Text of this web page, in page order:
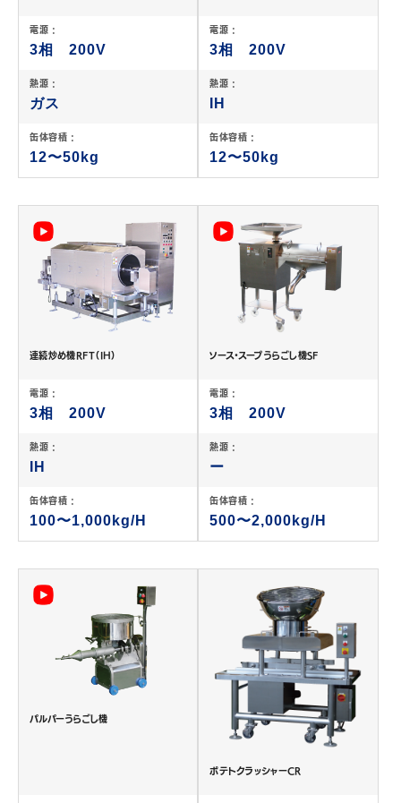
電源 :
3相 200V
熱源 :
ガス
缶体容積 :
12〜50kg
電源 :
3相 200V
熱源 :
IH
缶体容積 :
12〜50kg
連続炒め機RFT（IH）
電源 :
3相 200V
熱源 :
IH
缶体容積 :
100〜1,000kg/H
ソース・スープうらごし機SF
電源 :
3相 200V
熱源 :
ー
缶体容積 :
500〜2,000kg/H
パルパーうらごし機
ポテトクラッシャーCR